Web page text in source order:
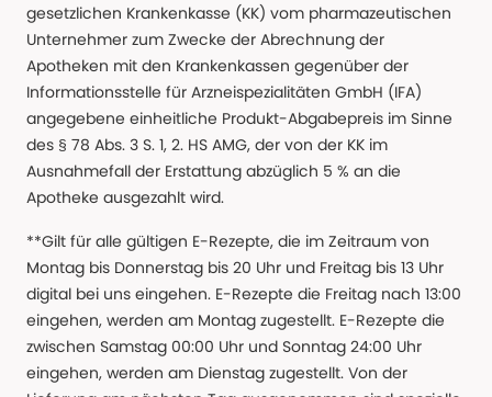
gesetzlichen Krankenkasse (KK) vom pharmazeutischen
Unternehmer zum Zwecke der Abrechnung der
Apotheken mit den Krankenkassen gegenüber der
Informationsstelle für Arzneispezialitäten GmbH (IFA)
angegebene einheitliche Produkt-Abgabepreis im Sinne
des § 78 Abs. 3 S. 1, 2. HS AMG, der von der KK im
Ausnahmefall der Erstattung abzüglich 5 % an die
Apotheke ausgezahlt wird.
**Gilt für alle gültigen E-Rezepte, die im Zeitraum von
Montag bis Donnerstag bis 20 Uhr und Freitag bis 13 Uhr
digital bei uns eingehen. E-Rezepte die Freitag nach 13:00
eingehen, werden am Montag zugestellt. E-Rezepte die
zwischen Samstag 00:00 Uhr und Sonntag 24:00 Uhr
eingehen, werden am Dienstag zugestellt. Von der